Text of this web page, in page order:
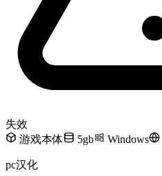
失效
游戏本体
5gb Windows
pc汉化